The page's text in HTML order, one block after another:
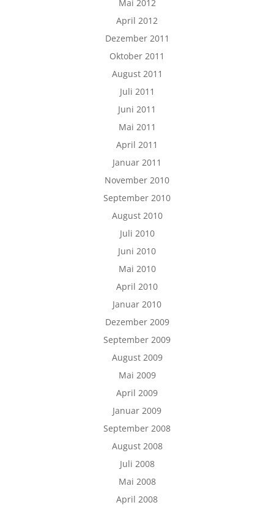
Mai 2012
April 2012
Dezember 2011
Oktober 2011
August 2011
Juli 2011
Juni 2011
Mai 2011
April 2011
Januar 2011
November 2010
September 2010
August 2010
Juli 2010
Juni 2010
Mai 2010
April 2010
Januar 2010
Dezember 2009
September 2009
August 2009
Mai 2009
April 2009
Januar 2009
September 2008
August 2008
Juli 2008
Mai 2008
April 2008